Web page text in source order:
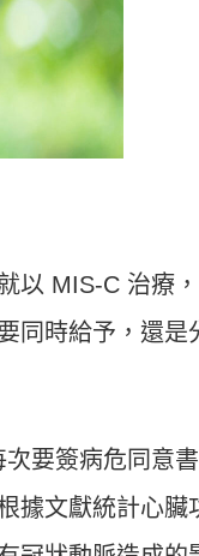
以 MIS-C 治療
同時給予，還是
要簽病危同意
據文獻統計心臟